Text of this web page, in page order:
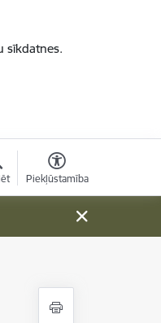
sīkdatnes.
Piekļūstamība